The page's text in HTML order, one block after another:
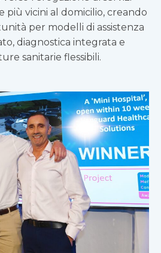
più vicini al domicilio, creando
per modelli di assistenza
diagnostica integrata e
sanitarie flessibili.